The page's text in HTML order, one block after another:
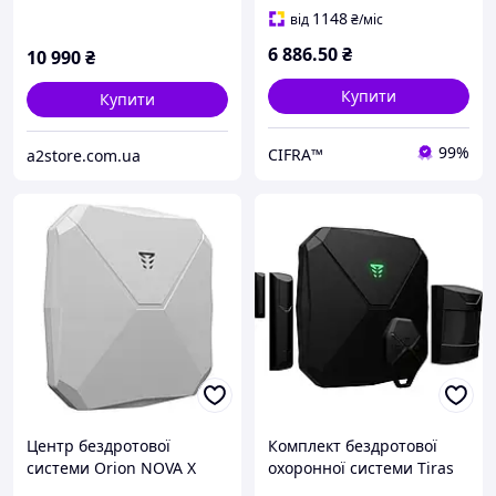
10 990₴
Купити
a2store.com.ua
від 1148₴/міс
6 886.50₴
Купити
CIFRA™ 99%
Центр бездротової
системи Orion NOVA X
Комплект бездротової
охоронної системи Tiras